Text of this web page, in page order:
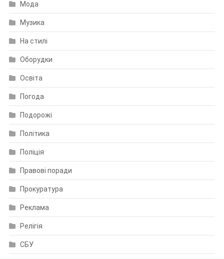
Мода
Музика
На стилі
Оборудки
Освіта
Погода
Подорожі
Політика
Поліція
Правові поради
Прокуратура
Реклама
Релігія
СБУ